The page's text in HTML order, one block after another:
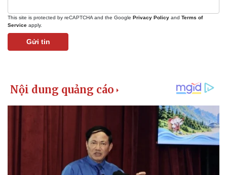
This site is protected by reCAPTCHA and the Google Privacy Policy and Terms of
Service apply.
Gửi tin